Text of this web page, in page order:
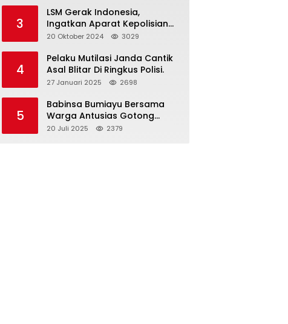
3
LSM Gerak Indonesia,
Ingatkan Aparat Kepolisian
Polres Blitar Kota “Tri Brata
20 Oktober 2024 3029
4
Pelaku Mutilasi Janda Cantik
Asal Blitar Di Ringkus Polisi.
27 Januari 2025 2698
5
Babinsa Bumiayu Bersama
Warga Antusias Gotong
Royong Bersihkan Jalan
20 Juli 2025 2379